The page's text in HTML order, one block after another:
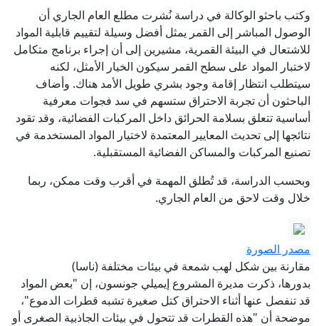
وكتب باحثو الوكالة في دراسة نُشرت مطلع العام الجاري أن
الوصول المباشر إلى القمر يمثل أفضل وسيلة لتقييم قابلية المواد
للاشتعال في البيئة القمرية، مشيرين إلى أن إجراء برنامج متكامل
لاختبار المواد على سطح القمر سيكون الخيار الأمثل، لكنه
سيتطلب انتظار إقامة وجود بشري طويل الأمد هناك. وأضاف
الباحثون أن تجربة الاحتراق ستسهم في سد فجوات معرفية
أساسية تتعلق بسلامة الحرائق داخل المركبات الفضائية، وقد تقود
نتائجها إلى تحديث المعايير المعتمدة لاختيار المواد المستخدمة في
تصنيع المركبات والمساكن الفضائية المستقبلية.
وبحسب الدراسة، قد تُطلق المهمة في أقرب وقت ممكن، ربما
خلال وقت لاحق من العام الجاري.
مصدر الصورة
مقارنة بين شكل لهب شمعة في بيئات مختلفة (ناسا)
بدورها، ذكرت مديرة المشروع إيميلي جونسون، إن "بعض المواد
قد تنفصل عنها أثناء الاحتراق كتل صغيرة تشبه قطرات الدموع"،
موضحة أن "هذه القطرات قد تتحول في بيئات الجاذبية الصغرى أو